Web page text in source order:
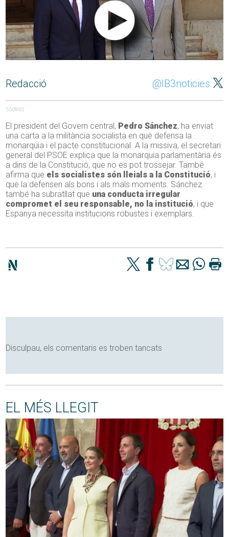
Redacció @IB3noticies
550965
El president del Govern central, Pedro Sánchez, ha enviat
una carta a la militància socialista en què defensa la
monarquia i el pacte constitucional. A la missiva, el secretari
general del PSOE explica que la monarquia parlamentària és
a dins de la Constitució, que no es pot trossejar. També
afirma que els socialistes són lleials a la Constitució, i
que la defensen als bons i als mals moments. Sánchez
també ha subratllat que una conducta irregular
compromet el seu responsable, no la institució, i que
Espanya necessita institucions robustes i exemplars.
Disculpau, els comentaris es troben tancats
EL MÉS LLEGIT